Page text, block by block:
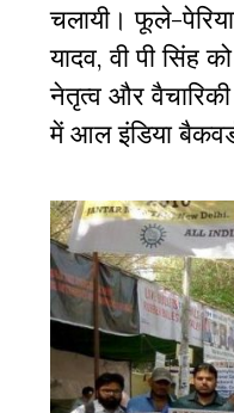
चलायी। फूले-
यादव, वी पी सिंह
नेतृत्व और
में आल इंडिया